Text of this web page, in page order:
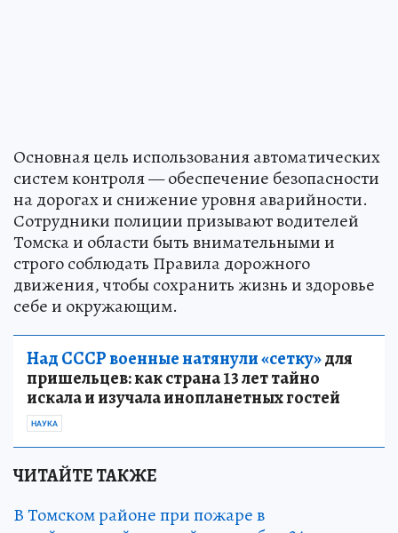
Основная цель использования автоматических
систем контроля — обеспечение безопасности
на дорогах и снижение уровня аварийности.
Сотрудники полиции призывают водителей
Томска и области быть внимательными и
строго соблюдать Правила дорожного
движения, чтобы сохранить жизнь и здоровье
себе и окружающим.
Над СССР военные натянули «сетку»для
пришельцев: как страна 13 лет тайно
искала и изучала инопланетных гостей
НАУКА
ЧИТАЙТЕ ТАКЖЕ
В Томском районе при пожаре в